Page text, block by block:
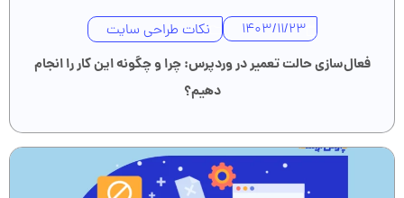
1403/11/23
نکات طراحی سایت
فعال‌سازی حالت تعمیر در وردپرس: چرا و چگونه این کار را انجام
دهیم؟